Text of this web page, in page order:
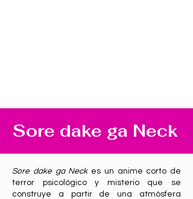
Sore dake ga Neck
Sore dake ga Neckes un anime corto de
terror psicológico y misterio que se
construye a partir de una atmósfera